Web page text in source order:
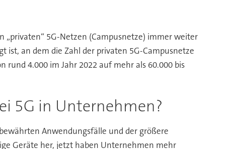
5G-Netzen (Campusnetze) immer weiter
ist, an dem die Zahl der privaten 5G-Campusnetze
rund 4.000 im Jahr 2022 auf mehr als 60.000 bis
5G in Unternehmen?
Anwendungsfälle und der größere
Geräte her, jetzt haben Unternehmen mehr